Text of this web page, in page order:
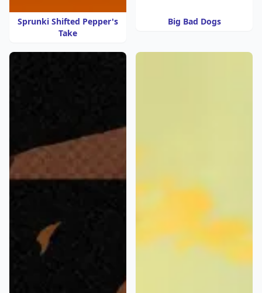
Sprunki Shifted Pepper's
Take
Big Bad Dogs